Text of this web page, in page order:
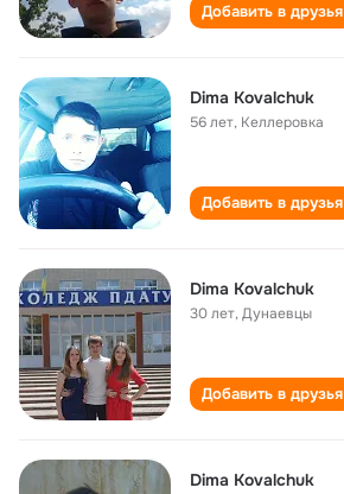
Добавить в друзья
Dima Kovalchuk
56 лет, Келлеровка
Добавить в друзья
Dima Kovalchuk
30 лет,Дунаевцы
Добавить в друзья
Dima Kovalchuk